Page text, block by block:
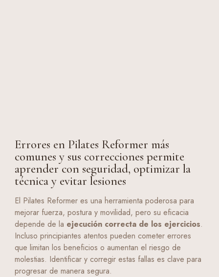
Errores en Pilates Reformer más
comunes y sus correcciones permite
aprender con seguridad, optimizar la
técnica y evitar lesiones
El Pilates Reformer es una herramienta poderosa para
mejorar fuerza, postura y movilidad, pero su eficacia
depende de la ejecución correcta de los ejercicios.
Incluso principiantes atentos pueden cometer errores
que limitan los beneficios o aumentan el riesgo de
molestias. Identificar y corregir estas fallas es clave para
progresar de manera segura.